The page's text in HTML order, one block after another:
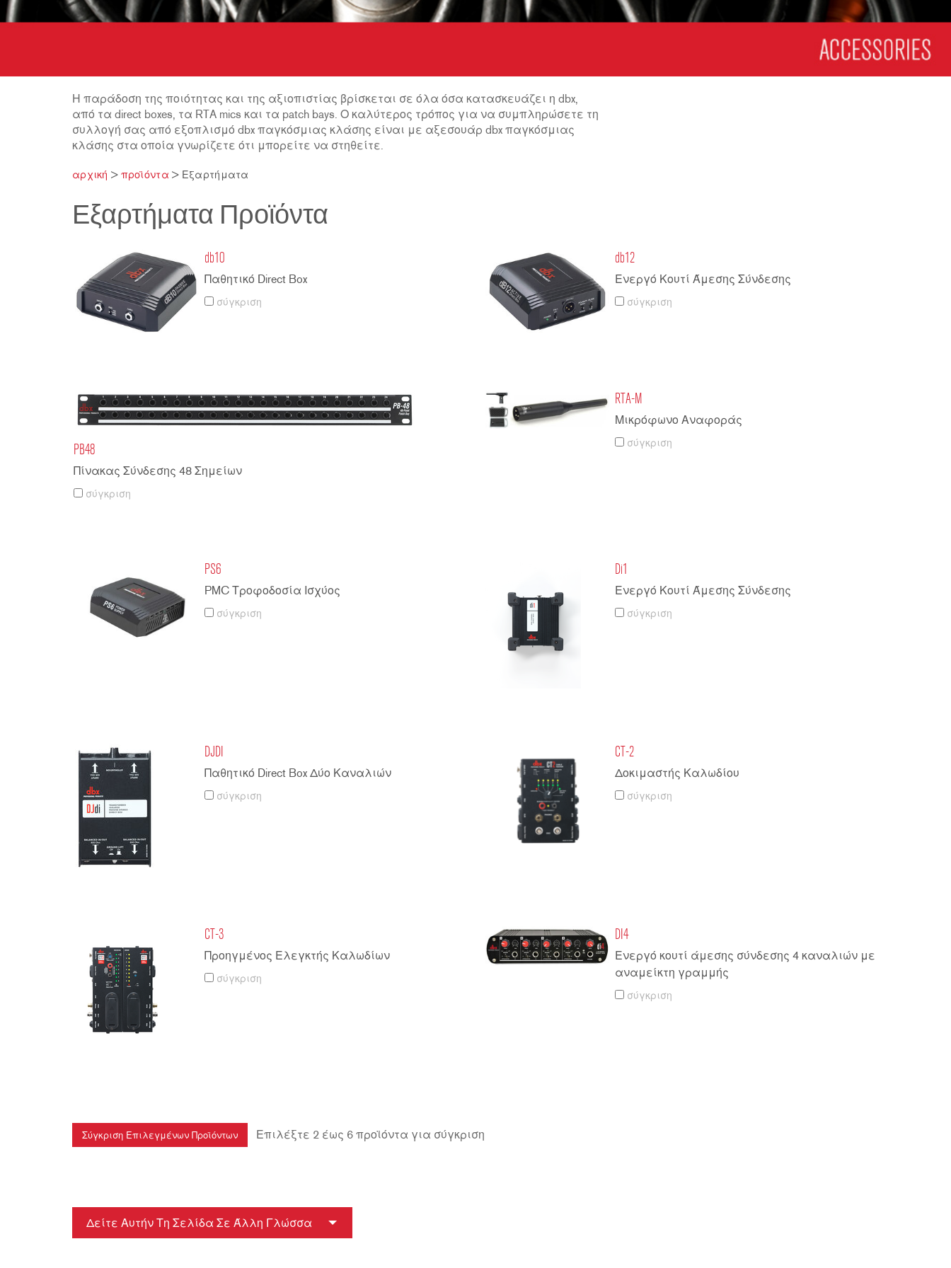
2231
iEQ15
RTA-M
PS6
CT-3
DI4
한국어
Η παράδοση της ποιότητας και της αξιοπιστίας βρίσκεται σε όλα όσα κατασκευάζει η dbx,
από τα direct boxes, τα RTA mics και τα patch bays. Ο καλύτερος τρόπος για να συμπληρώσετε τη
συλλογή σας από εξοπλισμό dbx παγκόσμιας κλάσης είναι με αξεσουάρ dbx παγκόσμιας
κλάσης στα οποία γνωρίζετε ότι μπορείτε να στηθείτε.
αρχική > προϊόντα > Εξαρτήματα
Εξαρτήματα Προϊόντα
db10
Παθητικό Direct Box
σύγκριση
db12
Ενεργό Κουτί Άμεσης Σύνδεσης
σύγκριση
PB48
Πίνακας Σύνδεσης 48 Σημείων
σύγκριση
RTA-M
Μικρόφωνο Αναφοράς
σύγκριση
PS6
PMC Τροφοδοσία Ισχύος
σύγκριση
Di1
Ενεργό Κουτί Άμεσης Σύνδεσης
σύγκριση
DJDI
Παθητικό Direct Box Δύο Καναλιών
σύγκριση
CT-2
Δοκιμαστής Καλωδίου
σύγκριση
CT-3
Προηγμένος Ελεγκτής Καλωδίων
σύγκριση
DI4
Ενεργό κουτί άμεσης σύνδεσης 4 καναλιών με
αναμείκτη γραμμής
σύγκριση
Επιλέξτε 2 έως 6 προϊόντα για σύγκριση
Δείτε Αυτήν Τη Σελίδα Σε Άλλη Γλώσσα